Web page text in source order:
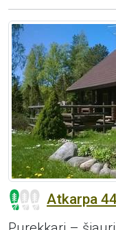
Atkarpa